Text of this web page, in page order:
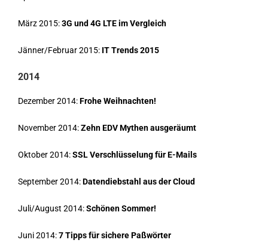
März 2015:3G und 4G LTE im Vergleich
Jänner/Februar 2015: IT Trends 2015
2014
Dezember 2014:Frohe Weihnachten!
November 2014:Zehn EDV Mythen ausgeräumt
Oktober 2014:SSL Verschlüsselung für E-Mails
September 2014:Datendiebstahl aus der Cloud
Juli/August 2014:Schönen Sommer!
Juni 2014:7 Tipps für sichere Paßwörter